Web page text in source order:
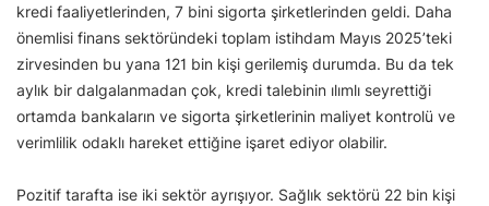
kredi faaliyetlerinden, 7 bini sigorta şirketlerinden geldi. Daha
önemlisi finans sektöründeki toplam istihdam Mayıs 2025’teki
zirvesinden bu yana 121 bin kişi gerilemiş durumda. Bu da tek
aylık bir dalgalanmadan çok, kredi talebinin ılımlı seyrettiği
ortamda bankaların ve sigorta şirketlerinin maliyet kontrolü ve
verimlilik odaklı hareket ettiğine işaret ediyor olabilir.
Pozitif tarafta ise iki sektör ayrışıyor. Sağlık sektörü 22 bin kişi